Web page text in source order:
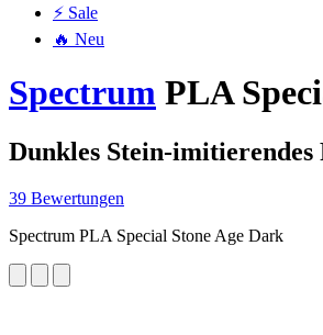
⚡ Sale
🔥 Neu
Spectrum PLA
Dunkles Stein-
39 Bewertungen
Spectrum PLA Special Stone Age Dark